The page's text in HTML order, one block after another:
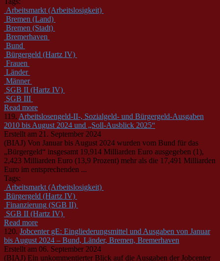
Arbeitsmarkt (Arbeitslosigkeit)
Bremen (Land)
Bremen (Stadt)
Bremerhaven
Bund
Bürgergeld (Hartz IV)
Frauen
Länder
Männer
SGB II (Hartz IV)
SGB III
Read more
119. Arbeitslosengeld-II-, Sozialgeld- und Bürgergeld-Ausgaben
2010 bis August 2024 und „Soll-Ausblick 2025“
Erstellt am 21. September 2024
(BIAJ) Von Januar bis August 2024 wurden vom Bund für das
„Bürgergeld“ insgesamt 19,914 Milliarden Euro ausgegeben (1),
2,423 Milliarden Euro (13,9 Prozent) mehr als die 17,491 Milliarden
Euro im entsprechenden ...
Tags:
Arbeitsmarkt (Arbeitslosigkeit)
Bürgergeld (Hartz IV)
Finanzierung (SGB II)
SGB II (Hartz IV)
Read more
120. Jobcenter gE: Eingliederungsmittel und Ausgaben von Januar
bis August 2024 – Bund, Länder, Bremen, Bremerhaven
Erstellt am 06. September 2024
(BIAJ) Ein unkommentierter Blick auf die Ausgaben der Jobcenter